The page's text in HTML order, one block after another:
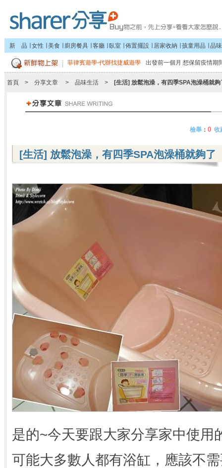
新 品 女性 美食 廚房餐具 客廳 臥室 佈置擺設 居家收納 孩童用品 品
菲律賓遊學-代辦找捷威遊學 出發前一個月 想保留疫情期
首頁 > 分享文章 > 品味生活 > [生活] 放鬆泡澡，有四季SPA泡澡桶就夠
檢舉 ： 0 收
[生活] 放鬆泡澡，有四季SPA泡澡桶就夠了
是的~今天要跟大家分享家中使用
可能大多數人都有浴缸，應該不